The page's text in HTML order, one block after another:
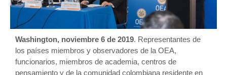
Washington, noviembre 6 de 2019. Representantes de
los países miembros y observadores de la OEA,
funcionarios, miembros de academia, centros de
pensamiento y de la comunidad colombiana residente en